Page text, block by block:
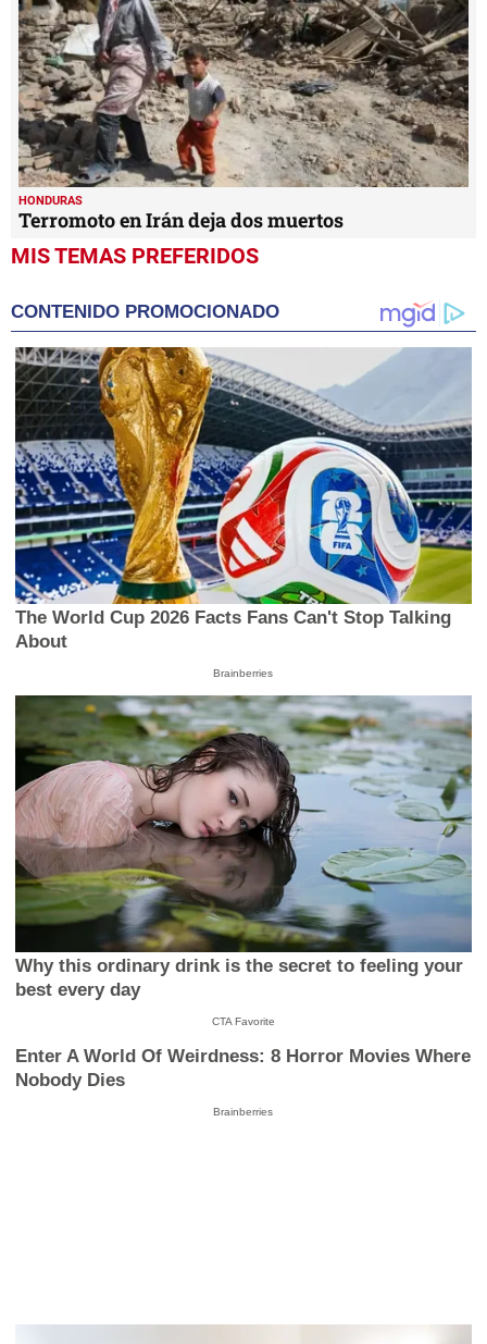
HONDURAS
Terromoto en Irán deja dos muertos
MIS TEMAS PREFERIDOS
CONTENIDO PROMOCIONADO
The World Cup 2026 Facts Fans Can't Stop Talking
About
Brainberries
Why this ordinary drink is the secret to feeling your
best every day
CTA Favorite
Enter A World Of Weirdness: 8 Horror Movies Where
Nobody Dies
Brainberries